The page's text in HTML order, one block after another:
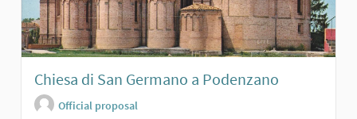
Chiesa di San Germano a Podenzano
Official proposal